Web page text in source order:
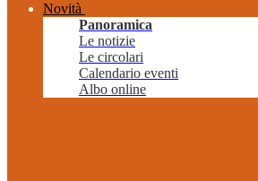
Novità
Panoramica
Le notizie
Le circolari
Calendario eventi
Albo online